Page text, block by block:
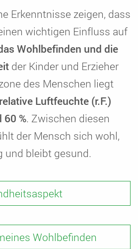
Erkenntnisse zeigen, dass
wichtigen Einfluss auf
Wohlbefinden und die
der Kinder und Erzieher
des Menschen liegt
relative Luftfeuchte (r.F.)
60 %. Zwischen diesen
der Mensch sich wohl,
und bleibt gesund.
Wohlbefinden